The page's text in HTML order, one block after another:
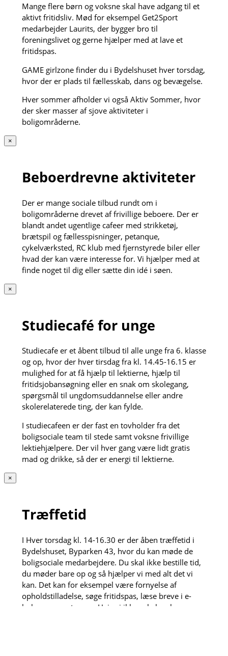
Mange flere børn og voksne skal have adgang til et
aktivt fritidsliv. Mød for eksempel Get2Sport
medarbejder Laurits, der bygger bro til
foreningslivet og gerne hjælper med at lave et
fritidspas.
GAME girlzone finder du i Bydelshuset hver torsdag,
hvor der er plads til fællesskab, dans og bevægelse.
Hver sommer afholder vi også Aktiv Sommer, hvor
der sker masser af sjove aktiviteter i
boligområderne.
×
Beboerdrevne aktiviteter
Der er mange sociale tilbud rundt om i
boligområderne drevet af frivillige beboere. Der er
blandt andet ugentlige cafeer med strikketøj,
brætspil og fællesspisninger, petanque,
cykelværksted, RC klub med fjernstyrede biler eller
hvad der kan være interesse for. Vi hjælper med at
finde noget til dig eller sætte din idé i søen.
×
Studiecafé for unge
Studiecafe er et åbent tilbud til alle unge fra 6. klasse
og op, hvor der hver tirsdag fra kl. 14.45-16.15 er
mulighed for at få hjælp til lektierne, hjælp til
fritidsjobansøgning eller en snak om skolegang,
spørgsmål til ungdomsuddannelse eller andre
skolerelaterede ting, der kan fylde.
I studiecafeen er der fast en tovholder fra det
boligsociale team til stede samt voksne frivillige
lektiehjælpere. Der vil hver gang være lidt gratis
mad og drikke, så der er energi til lektierne.
×
Træffetid
I Hver torsdag kl. 14-16.30 er der åben træffetid i
Bydelshuset, Byparken 43, hvor du kan møde de
boligsociale medarbejdere. Du skal ikke bestille tid,
du møder bare op og så hjælper vi med alt det vi
kan. Det kan for eksempel være fornyelse af
opholdstilladelse, søge fritidspas, læse breve i e-
boks og meget mere. Hvis vi ikke selv kan løse